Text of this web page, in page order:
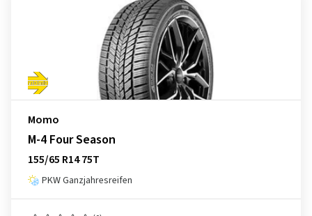
Momo
M-4 Four Season
155/65 R14 75T
PKW Ganzjahresreifen